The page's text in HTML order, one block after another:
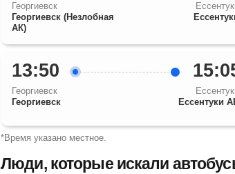
Георгиевск
Георгиевск (Незлобная
АК)
13:50
Георгиевск
Георгиевск
Ессентуки
*Время указано местное.
Люди, которые искали